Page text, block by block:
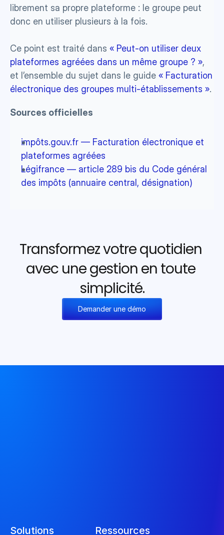
librement sa propre plateforme : le groupe peut
donc en utiliser plusieurs à la fois.
Ce point est traité dans « Peut-on utiliser deux
plateformes agréées dans un même groupe ? »,
et l’ensemble du sujet dans le guide « Facturation
électronique des groupes multi-établissements ».
Sources officielles
impôts.gouv.fr — Facturation électronique et
plateformes agréées
Légifrance — article 289 bis du Code général
des impôts (annuaire central, désignation)
Transformez votre quotidien
avec une gestion en toute
simplicité.
Demander une démo
Solutions Ressources